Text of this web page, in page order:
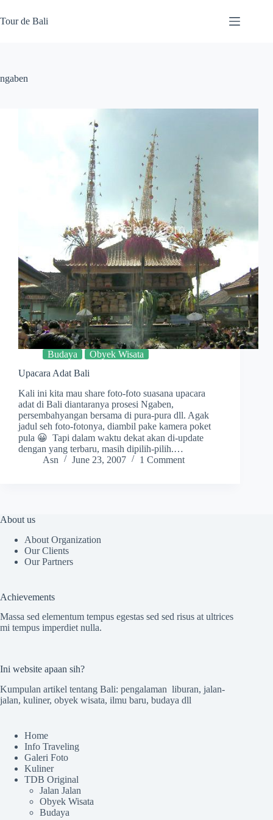
to
content
Tour de Bali
ngaben
Budaya
Obyek Wisata
Upacara Adat Bali
Kali ini kita mau share foto-foto suasana upacara
adat di Bali diantaranya prosesi Ngaben,
persembahyangan bersama di pura-pura dll. Agak
jadul seh foto-fotonya, diambil pake kamera poket
pula 😀 Tapi dalam waktu dekat akan di-update
dengan yang terbaru, masih dipilih-pilih.…
Asn
June 23, 2007 1 Comment
About us
About Organization
Our Clients
Our Partners
Achievements
Massa sed elementum tempus egestas sed sed risus at ultrices
mi tempus imperdiet nulla.
Ini website apaan sih?
Kumpulan artikel tentang Bali: pengalaman liburan, jalan-
jalan, kuliner, obyek wisata, ilmu baru, budaya dll
Home
Info Traveling
Galeri Foto
Kuliner
TDB Original
Jalan Jalan
Obyek Wisata
Budaya